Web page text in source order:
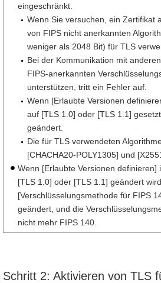
eingeschränkt.
Wenn Sie versuchen, ein Zertifikat
von FIPS nicht anerkannten
weniger als 2048 Bit) für TLS
Bei der Kommunikation mit
FIPS-anerkannten
unterstützen, tritt ein Fehler auf.
Wenn [Erlaubte Versionen
auf [TLS 1.0] oder [TLS 1.1]
geändert.
Die für TLS verwendeten
[CHACHA20-POLY1305] und
Wenn [Erlaubte Versionen definieren]
[TLS 1.0] oder [TLS 1.1] geändert
[Verschlüsselungsmethode für FIPS
geändert, und die
nicht mehr FIPS 140.
Schritt 2: Aktivieren von TLS